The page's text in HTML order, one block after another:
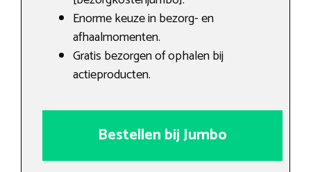
Enorme keuze in bezorg- en
afhaalmomenten.
Gratis bezorgen of ophalen bij
actieproducten.
Bestellen bij Jumbo